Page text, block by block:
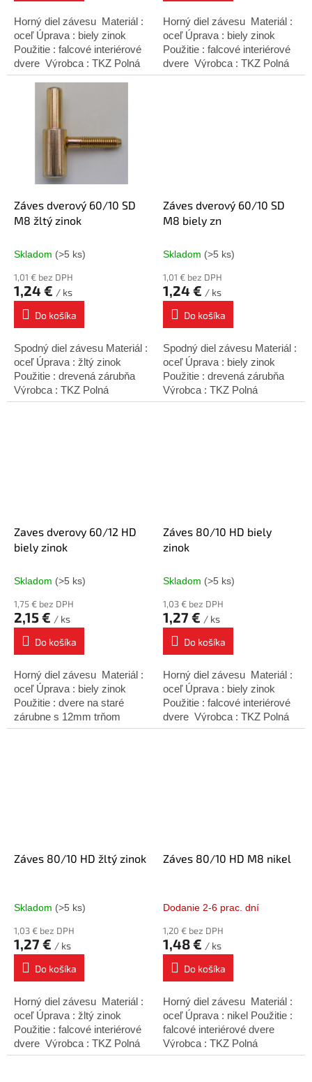
Horný diel závesu Materiál :
oceľ Úprava : biely zinok
Použitie : falcové interiérové
dvere Výrobca : TKZ Polná
Horný diel závesu Materiál :
oceľ Úprava : biely zinok
Použitie : falcové interiérové
dvere Výrobca : TKZ Polná
Záves dverový 60/10 SD
M8 žltý zinok
Skladom (>5 ks)
1,01 € bez DPH
1,24 € / ks
Do košíka
Spodný diel závesu Materiál :
oceľ Úprava : žltý zinok
Použitie : drevená zárubňa
Výrobca : TKZ Polná
Záves dverový 60/10 SD
M8 biely zn
Skladom (>5 ks)
1,01 € bez DPH
1,24 € / ks
Do košíka
Spodný diel závesu Materiál :
oceľ Úprava : biely zinok
Použitie : drevená zárubňa
Výrobca : TKZ Polná
Zaves dverovy 60/12 HD
biely zinok
Skladom (>5 ks)
1,75 € bez DPH
2,15 € / ks
Do košíka
Horný diel závesu Materiál :
oceľ Úprava : biely zinok
Použitie : dvere na staré
zárubne s 12mm trňom
Výrobca : TKZ Polná
Záves 80/10 HD biely
zinok
Skladom (>5 ks)
1,03 € bez DPH
1,27 € / ks
Do košíka
Horný diel závesu Materiál :
oceľ Úprava : biely zinok
Použitie : falcové interiérové
dvere Výrobca : TKZ Polná
Záves 80/10 HD žltý zinok
Skladom (>5 ks)
1,03 € bez DPH
1,27 € / ks
Do košíka
Horný diel závesu Materiál :
oceľ Úprava : žltý zinok
Použitie : falcové interiérové
dvere Výrobca : TKZ Polná
Záves 80/10 HD M8 nikel
Dodanie 2-6 prac. dní
1,20 € bez DPH
1,48 € / ks
Do košíka
Horný diel závesu Materiál :
oceľ Úprava : nikel Použitie :
falcové interiérové dvere
Výrobca : TKZ Polná